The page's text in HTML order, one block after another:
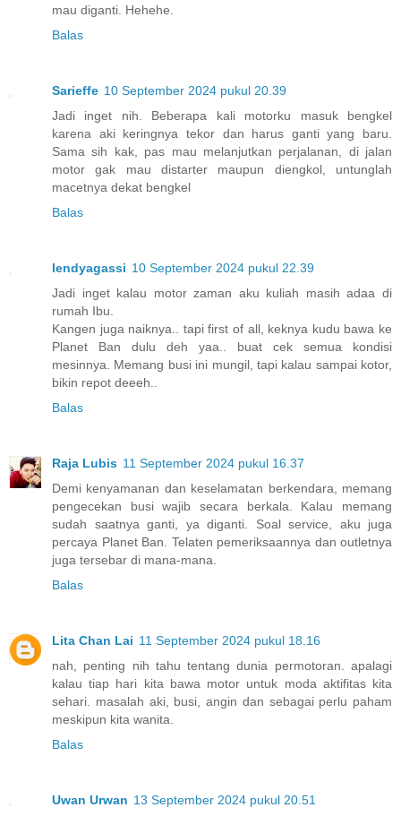
mau diganti. Hehehe.
Balas
Sarieffe 10 September 2024 pukul 20.39
Jadi inget nih. Beberapa kali motorku masuk bengkel
karena aki keringnya tekor dan harus ganti yang baru.
Sama sih kak, pas mau melanjutkan perjalanan, di jalan
motor gak mau distarter maupun diengkol, untunglah
macetnya dekat bengkel
Balas
lendyagassi 10 September 2024 pukul 22.39
Jadi inget kalau motor zaman aku kuliah masih adaa di
rumah Ibu.
Kangen juga naiknya.. tapi first of all, keknya kudu bawa ke
Planet Ban dulu deh yaa.. buat cek semua kondisi
mesinnya. Memang busi ini mungil, tapi kalau sampai kotor,
bikin repot deeeh..
Balas
Raja Lubis 11 September 2024 pukul 16.37
Demi kenyamanan dan keselamatan berkendara, memang
pengecekan busi wajib secara berkala. Kalau memang
sudah saatnya ganti, ya diganti. Soal service, aku juga
percaya Planet Ban. Telaten pemeriksaannya dan outletnya
juga tersebar di mana-mana.
Balas
Lita Chan Lai 11 September 2024 pukul 18.16
nah, penting nih tahu tentang dunia permotoran. apalagi
kalau tiap hari kita bawa motor untuk moda aktifitas kita
sehari. masalah aki, busi, angin dan sebagai perlu paham
meskipun kita wanita.
Balas
Uwan Urwan 13 September 2024 pukul 20.51